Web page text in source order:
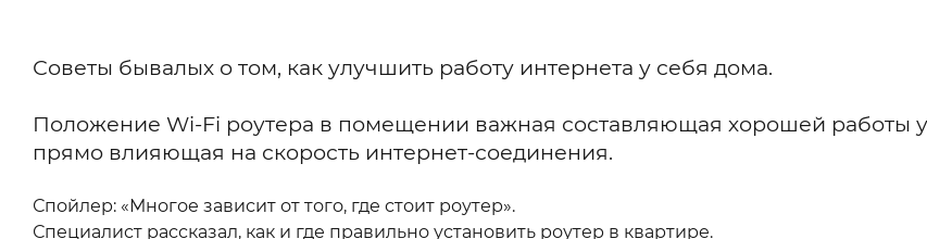
Советы бывалых о том, как улучшить работу интернета у себя дома.
Положение Wi-Fi роутера в помещении важная составляющая хорошей работы
прямо влияющая на скорость интернет-соединения.
Спойлер: «Многое зависит от того, где стоит роутер».
Специалист рассказал, как и где правильно установить роутер в квартире.